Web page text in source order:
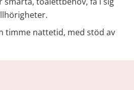
timme nattetid, med stöd av